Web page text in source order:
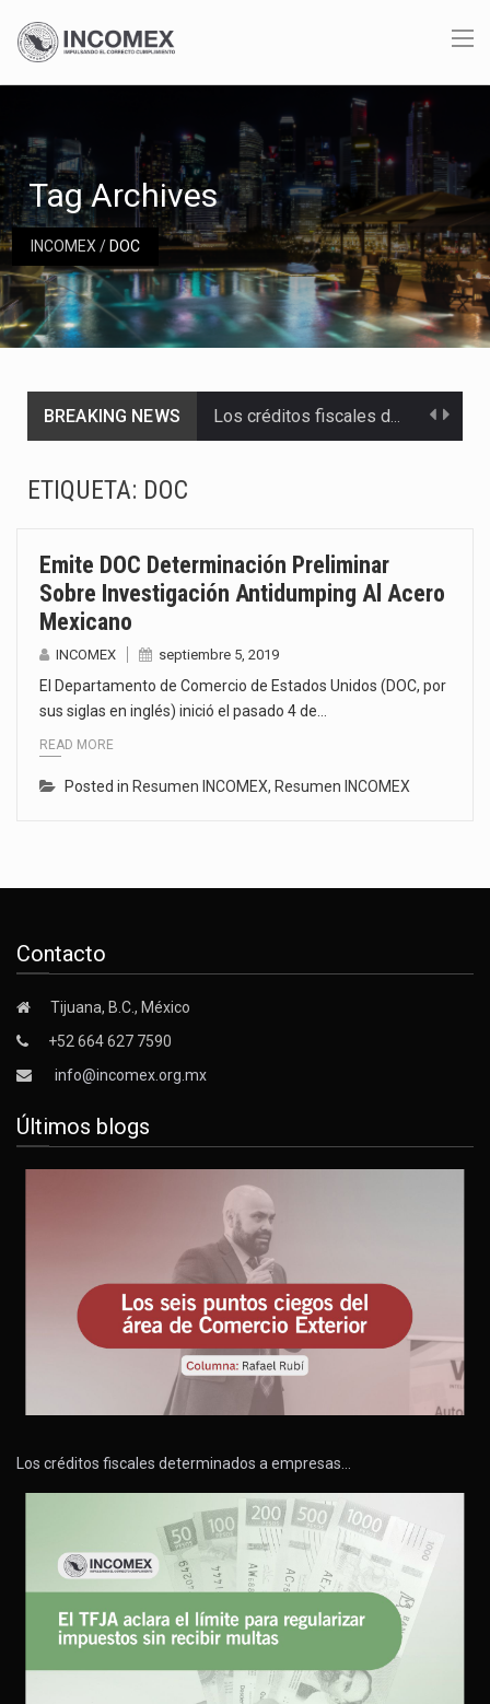
INCOMEX/ DOC
Tag Archives
BREAKING NEWS
ETIQUETA: DOC
Emite DOC Determinación Preliminar
Sobre Investigación Antidumping Al Acero
Mexicano
INCOMEX septiembre 5, 2019
El Departamento de Comercio de Estados Unidos (DOC, por
sus siglas en inglés) inició el pasado 4 de…
READ MORE
Posted in Resumen INCOMEX, Resumen INCOMEX
Contacto
Tijuana, B.C., México
+52 664 627 7590
info@incomex.org.mx
Últimos blogs
Los créditos fiscales determinados a empresas…